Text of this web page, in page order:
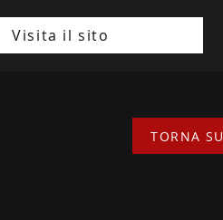
Visita il sito
TORNA SU